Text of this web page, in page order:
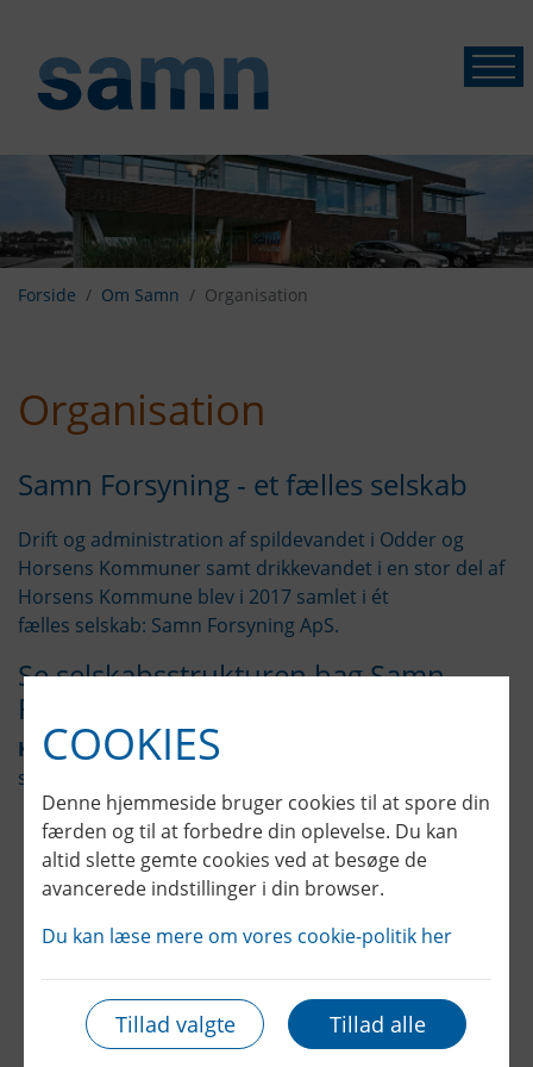
COOKIES
Denne hjemmeside bruger cookies til at spore din
færden og til at forbedre din oplevelse. Du kan
altid slette gemte cookies ved at besøge de
avancerede indstillinger i din browser.
Du kan læse mere om vores cookie-politik her
Tillad valgte Tillad alle
Forside Om Samn Organisation
Organisation
Samn Forsyning - et fælles selskab
Drift og administration af spildevandet i Odder og
Horsens Kommuner samt drikkevandet i en stor del af
Horsens Kommune blev i 2017 samlet i ét
fælles selskab: Samn Forsyning ApS.
Se selskabsstrukturen bag Samn
Forsyning nedenfor
Klik på ikonerne
for at læse mere om de enkelte
selskaber.